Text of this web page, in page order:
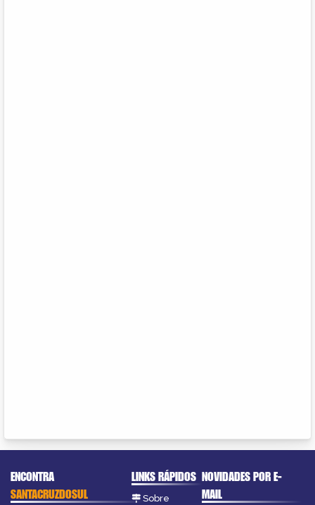
ENCONTRA
SANTACRUZDOSUL
LINKS RÁPIDOS
Sobre
NOVIDADES POR E-
MAIL